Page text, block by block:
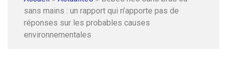
sans mains : un rapport qui n’apporte pas de
réponses sur les probables causes
environnementales